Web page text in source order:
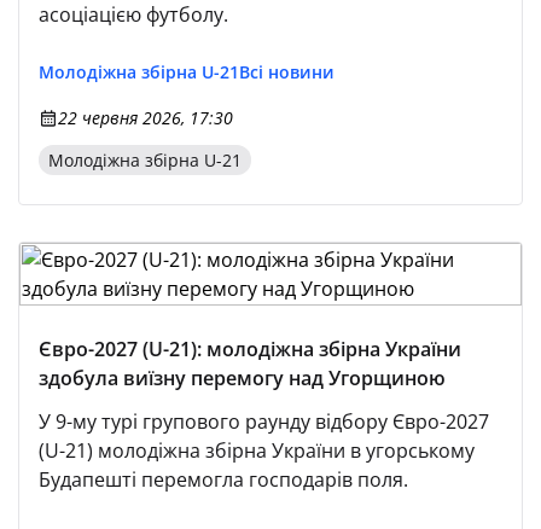
асоціацією футболу.
Молодіжна збірна U-21Всі новини
22 червня 2026, 17:30
Молодіжна збірна U-21
Євро-2027 (U-21): молодіжна збірна України
здобула виїзну перемогу над Угорщиною
У 9-му турі групового раунду відбору Євро-2027
(U-21) молодіжна збірна України в угорському
Будапешті перемогла господарів поля.